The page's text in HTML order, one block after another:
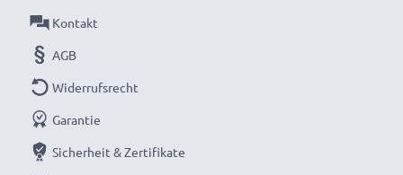
✔ Langlebige Verarbeitung - Bruchsicheres, Flexibles
Stromkabel mit Knickschutz-Stecker
➢ Zum Laden muss Ihre Sony Kamera USB ladbar sein
➢ Zusätzlich wird ein USB Ladegerät / USB
Stromadapter benötigt (nicht enthalten)
Kontakt
AGB
Widerrufsrecht
Garantie
Sicherheit & Zertifikate